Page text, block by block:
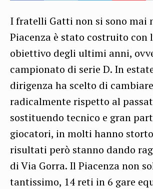
I fratelli Gatti non si sono mai
Piacenza è stato costruito con
obiettivo degli ultimi anni,
campionato di serie D. In
dirigenza ha scelto di cambiare
radicalmente rispetto al
sostituendo tecnico e gran
giocatori, in molti hanno
risultati però stanno dando
di Via Gorra. Il Piacenza non
tantissimo, 14 reti in 6 gare